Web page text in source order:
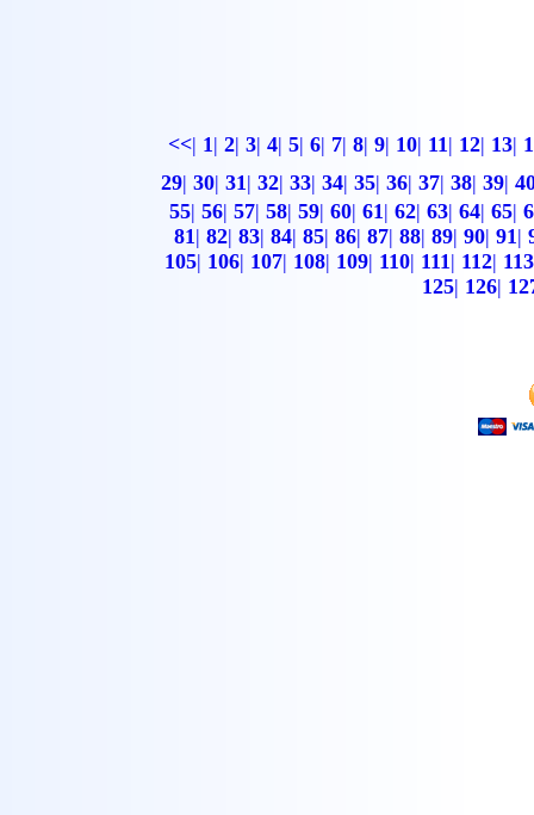
<<| 1| 2| 3| 4| 5| 6| 7| 8| 9| 10| 11| 12| 13|
29| 30| 31| 32| 33| 34| 35| 36| 37| 38| 39|
55| 56| 57| 58| 59| 60| 61| 62| 63| 64| 65|
81| 82| 83| 84| 85| 86| 87| 88| 89| 90| 91|
105| 106| 107| 108| 109| 110| 111| 112| 113
125| 126|